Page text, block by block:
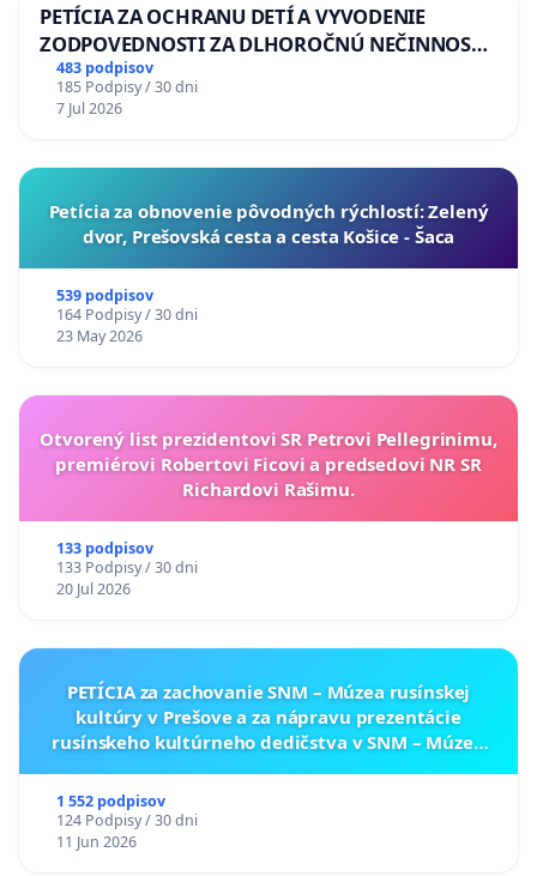
PETÍCIA ZA OCHRANU DETÍ A VYVODENIE
ZODPOVEDNOSTI ZA DLHOROČNÚ NEČINNOSŤ
A ZLYHANIE ŠTÁTU
483 podpisov
185 Podpisy / 30 dni
7 Jul 2026
​Petícia za obnovenie pôvodných rýchlostí: Zelený
dvor, Prešovská cesta a cesta Košice - Šaca
539 podpisov
164 Podpisy / 30 dni
23 May 2026
Otvorený list prezidentovi SR Petrovi Pellegrinimu,
premiérovi Robertovi Ficovi a predsedovi NR SR
Richardovi Rašimu.
133 podpisov
133 Podpisy / 30 dni
20 Jul 2026
PETÍCIA za zachovanie SNM – Múzea rusínskej
kultúry v Prešove a za nápravu prezentácie
rusínskeho kultúrneho dedičstva v SNM – Múzeu
1 552 podpisov
124 Podpisy / 30 dni
11 Jun 2026